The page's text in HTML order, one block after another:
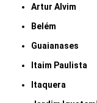
Artur Alvim
Belém
Guaianases
Itaim Paulista
Itaquera